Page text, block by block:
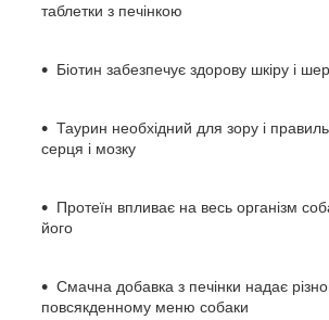
таблетки з печінкою
Біотин забезпечує здорову шкіру і
Таурин необхідний для зору і
серця і мозку
Протеїн впливає на весь організм
його
Смачна добавка з печінки надає
повсякденному меню собаки